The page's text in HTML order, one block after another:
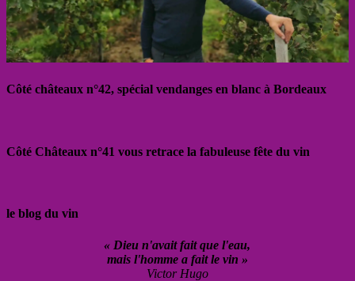
Côté châteaux n°42, spécial vendanges en blanc à Bordeaux
Côté Châteaux n°41 vous retrace la fabuleuse fête du vin
le blog du vin
« Dieu n'avait fait que l'eau,
mais l'homme a fait le vin »
Victor Hugo